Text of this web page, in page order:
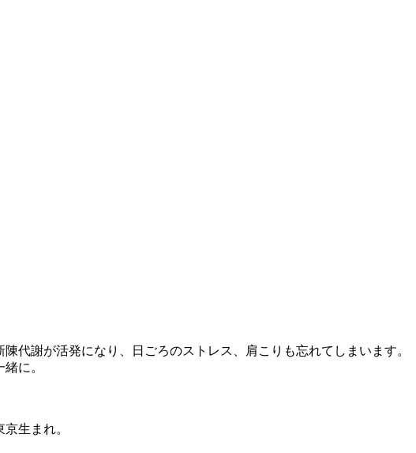
代謝が活発になり、日ごろのストレス、肩こりも忘れてしまいます。
に。
生まれ。